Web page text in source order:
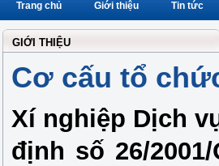
Trang chủ Giới thiệu Tin tức
GIỚI THIỆU
Cơ cấu tổ
Xí nghiệp Dịch
định số 26/